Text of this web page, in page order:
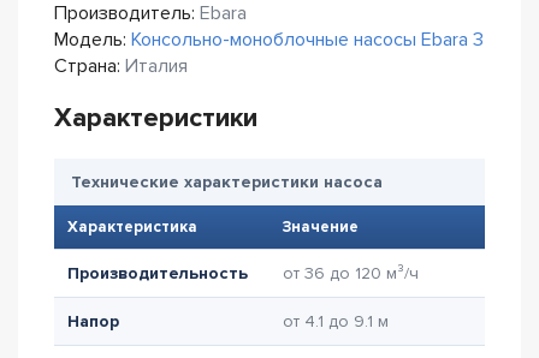
Производитель: Ebara
Модель: Консольно-моноблочные насосы Ebara 3
Страна: Италия
Характеристики
Технические характеристики насоса
Характеристика Значение
Производительность от 36 до 120 м³/ч
Напор от 4.1 до 9.1 м